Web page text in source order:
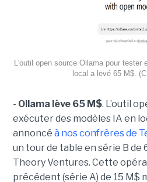
L'outil open source Ollama pour
local a levé 65 M$.
- Ollama lève 65 M$. L’outil
exécuter des modèles IA en
annoncé à nos confrères de
un tour de table en série B de
Theory Ventures. Cette
précédent (série A) de 15 M$